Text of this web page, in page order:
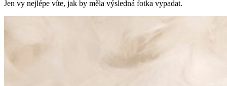
Jen vy nejlépe víte, jak by měla výsledná fotka vypadat.